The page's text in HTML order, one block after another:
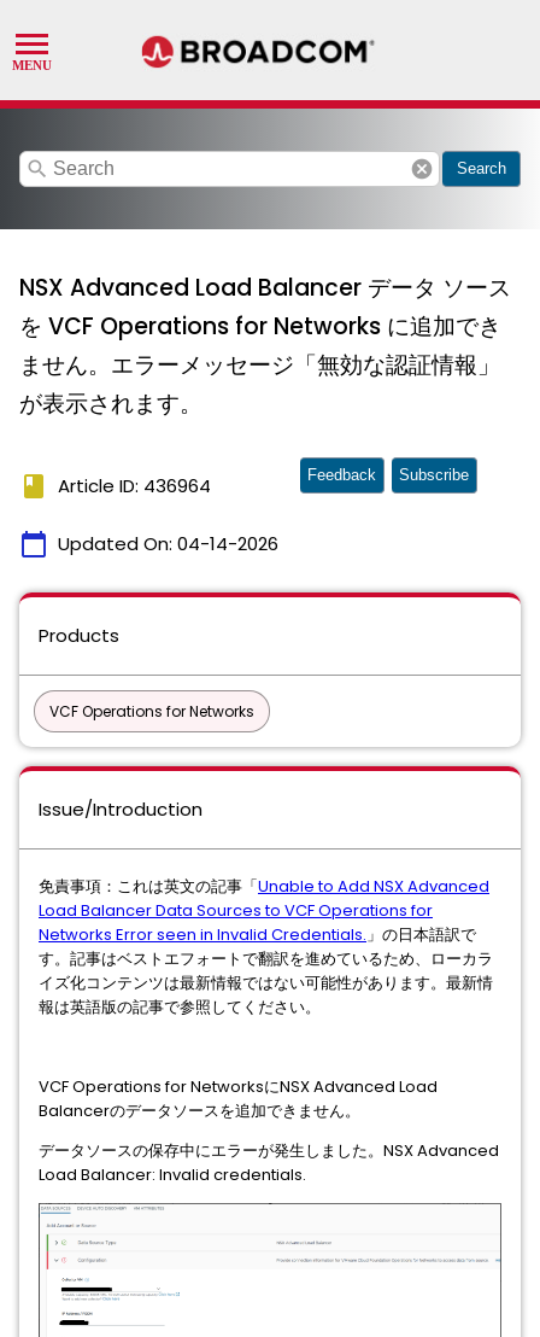
search cancel Search
NSX Advanced Load Balancer データ ソース
を VCF Operations for Networks に追加でき
ません。エラーメッセージ「無効な認証情報」
が表示されます。
book Article ID: 436964
calendar_today Updated On: 04-14-2026
Feedback Subscribe
Products
VCF Operations for Networks
Issue/Introduction
免責事項：これは英文の記事「Unable to Add NSX Advanced
Load Balancer Data Sources to VCF Operations for
Networks Error seen in Invalid Credentials.」の日本語訳で
す。記事はベストエフォートで翻訳を進めているため、ローカラ
イズ化コンテンツは最新情報ではない可能性があります。最新情
報は英語版の記事で参照してください。
VCF Operations for NetworksにNSX Advanced Load
Balancerのデータソースを追加できません。
データソースの保存中にエラーが発生しました。NSX Advanced
Load Balancer: Invalid credentials.